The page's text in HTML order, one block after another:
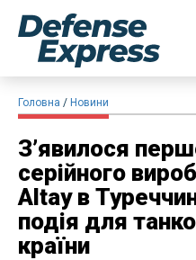
Головна Новини
З’явилося
серійного
Altay в
подія для
країни